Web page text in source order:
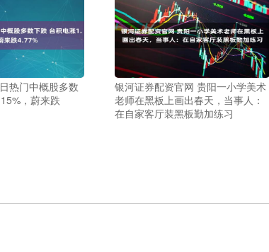
热门中概股多数
，蔚来跌
银河证券配资官网 贵阳一小学美术
老师在黑板上画出春天，当事人：
在自家客厅装黑板勤加练习